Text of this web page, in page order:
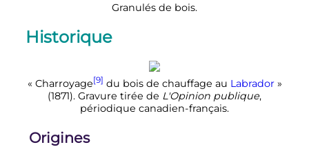
Granulés de bois.
Historique
« Charroyage[9] du bois de chauffage au Labrador »
(1871). Gravure tirée de L'Opinion publique,
périodique canadien-français.
Origines